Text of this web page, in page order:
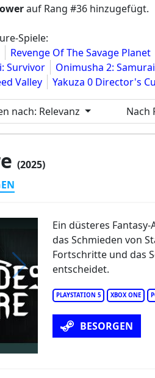
auf Rang #36 hinzugefügt.
Spiele:
Revenge Of The Savage Planet
Survivor
Onimusha 2:
Valley
Yakuza 0 Director's
nach: Relevanz Nach
(2025)
of Fire PLAYSTATION 5 XBOX ONE
Ein düsteres
das Schmieden von
Fortschritte und das
entscheidet.
BESORGEN